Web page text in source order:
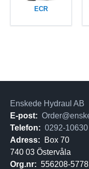
ECR
Enskede Hydraul AB
E-post:
Telefon: 0292-10630
Adress:
Box 70
740 03 Östervåla
Org.nr: 556208-5778